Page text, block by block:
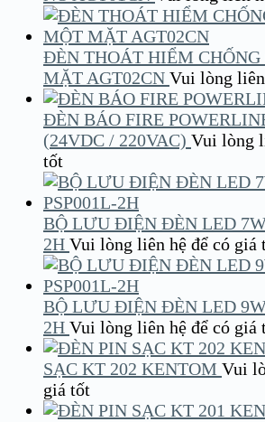
ĐÈN THOÁT HIỂM
MẶT AGT02CN Vui lòng
ĐÈN BÁO FIRE
(24VDC / 220VAC) Vui lòng
tốt
BỘ LƯU ĐIỆN ĐÈN LED
2H Vui lòng liên hệ để có giá
BỘ LƯU ĐIỆN ĐÈN LED
2H Vui lòng liên hệ để có giá
SẠC KT 202 KENTOM Vui
giá tốt